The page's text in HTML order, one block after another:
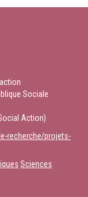
Sociale
Action)
recherche/projets-
Sciences